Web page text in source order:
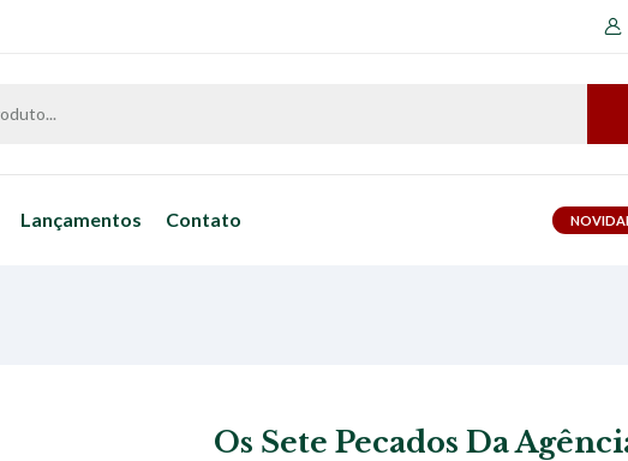
Lançamentos Contato
Os Sete Pecados Da